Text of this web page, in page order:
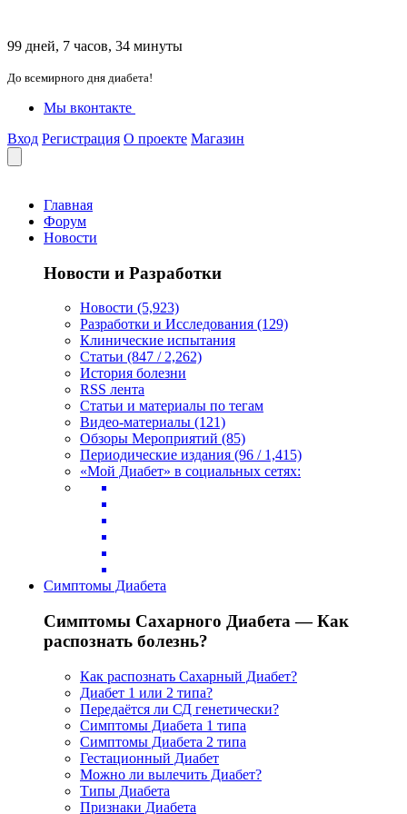
99 дней, 7 часов, 34 минуты
До всемирного дня диабета!
Мы вконтакте
Вход Регистрация О проекте Магазин
Главная
Форум
Новости
Новости и Разработки
Новости (5,923)
Разработки и Исследования (129)
Клинические испытания
Статьи (847 / 2,262)
История болезни
RSS лента
Статьи и материалы по тегам
Видео-материалы (121)
Обзоры Мероприятий (85)
Периодические издания (96 / 1,415)
«Мой Диабет» в социальных сетях:
Симптомы Диабета
Симптомы Сахарного Диабета — Как
распознать болезнь?
Как распознать Сахарный Диабет?
Диабет 1 или 2 типа?
Передаётся ли СД генетически?
Симптомы Диабета 1 типа
Симптомы Диабета 2 типа
Гестационный Диабет
Можно ли вылечить Диабет?
Типы Диабета
Признаки Диабета